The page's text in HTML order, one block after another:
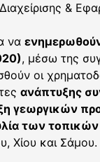
&
να ενημερωθούν
, μέσω της
οι
ανάπτυξης
γεωργικών
των
Χίου και Σάμου.